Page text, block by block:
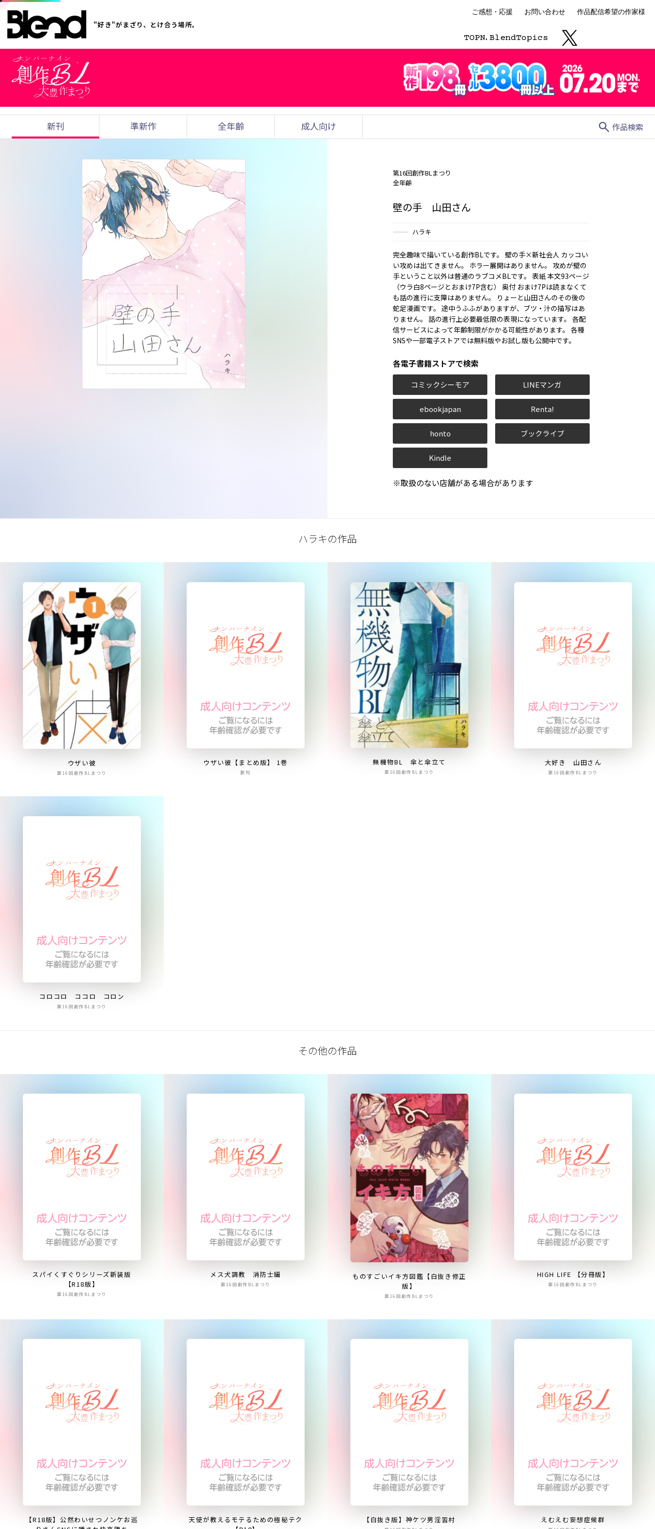
"好き"がまざり、とけ合う場所。
ご感想・応援 お問い合わせ 作品配信希望の作家様
TOPN. BlendTopics
新刊 準新作 全年齢 成人向け search 作品検索
第16回創作BLまつり
全年齢
壁の手 山田さん
ハラキ
完全趣味で描いている創作BLです。 壁の手×新社会人 カッコい
い攻めは出てきません。 ホラー展開はありません。 攻めが壁の
手ということ以外は普通のラブコメBLです。 表紙 本文93ページ
（ウラ白8ページとおまけ7P含む） 奥付 おまけ7Pは読まなくて
も話の進行に支障はありません。 りょーと山田さんのその後の
蛇足漫画です。 途中うふふがありますが、ブツ・汁の描写はあ
りません。 話の進行上必要最低限の表現になっています。 各配
信サービスによって年齢制限がかかる可能性があります。 各種
SNSや一部電子ストアでは無料版やお試し版も公開中です。
各電子書籍ストアで検索
コミックシーモア LINEマンガ
ebookjapan Renta!
honto ブックライブ
Kindle
※取扱のない店舗がある場合があります
ハラキの作品
ウザい彼
第16回創作BLまつり
ウザい彼【まとめ版】 1巻
新刊
無機物BL 傘と傘立て
第16回創作BLまつり
大好き 山田さん
第16回創作BLまつり
コロコロ ココロ コロン
第16回創作BLまつり
その他の作品
スパイくすぐりシリーズ新装版
【R18版】
第16回創作BLまつり
メス犬調教 消防士編
第16回創作BLまつり
ものすごいイキ方図鑑【白抜き修正
版】
第16回創作BLまつり
HIGH LIFE 【分冊版】
第16回創作BLまつり
【R18版】公然わいせつノンケお巡
天使が教えるモテるための極秘テク
【白抜き版】神ケツ男淫習村 えむえむ妄想症候群